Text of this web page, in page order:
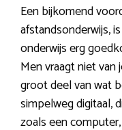
Een bijkomend
afstandsonderwijs,
onderwijs erg
Men vraagt niet
groot deel van wat
simpelweg digitaal,
zoals een